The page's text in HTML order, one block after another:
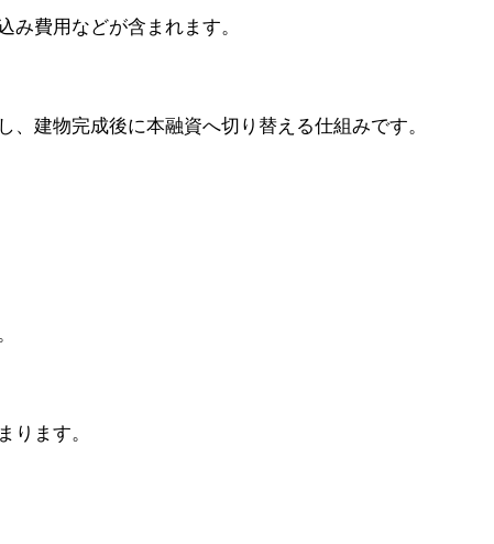
費用などが含まれます。
建物完成後に本融資へ切り替える仕組みです。
ります。